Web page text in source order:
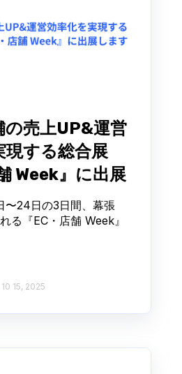
の売上UP&運営
現する総合展
Week』に出展
〜24日の3日間、幕張
る『EC・店舗 Week』
10 15, 2025